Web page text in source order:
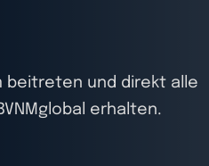
und direkt alle
erhalten.